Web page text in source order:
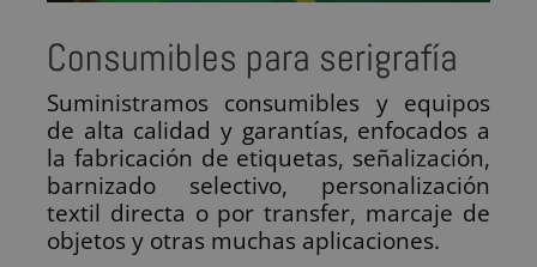
Consumibles para serigrafía
Suministramos consumibles y equipos
de alta calidad y garantías, enfocados a
la fabricación de etiquetas, señalización,
barnizado selectivo, personalización
textil directa o por transfer, marcaje de
objetos y otras muchas aplicaciones.